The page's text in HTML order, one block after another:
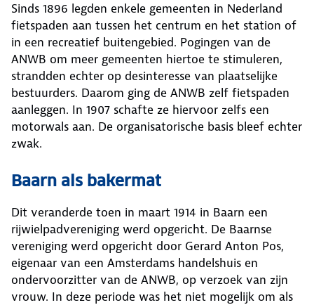
Sinds 1896 legden enkele gemeenten in Nederland
fietspaden aan tussen het centrum en het station of
in een recreatief buitengebied. Pogingen van de
ANWB om meer gemeenten hiertoe te stimuleren,
strandden echter op desinteresse van plaatselijke
bestuurders. Daarom ging de ANWB zelf fietspaden
aanleggen. In 1907 schafte ze hiervoor zelfs een
motorwals aan. De organisatorische basis bleef echter
zwak.
Baarn als bakermat
Dit veranderde toen in maart 1914 in Baarn een
rijwielpadvereniging werd opgericht. De Baarnse
vereniging werd opgericht door Gerard Anton Pos,
eigenaar van een Amsterdams handelshuis en
ondervoorzitter van de ANWB, op verzoek van zijn
vrouw. In deze periode was het niet mogelijk om als